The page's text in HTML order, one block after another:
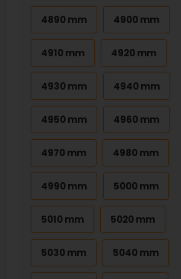
4890 mm 4900 mm
4910 mm 4920 mm
4930 mm 4940 mm
4950 mm 4960 mm
4970 mm 4980 mm
4990 mm 5000 mm
5010 mm 5020 mm
5030 mm 5040 mm